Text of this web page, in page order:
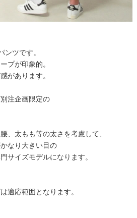
ンツです。
プが印象的。
があります。
注企画限定の
、太もも等の太さを考慮して、
なり大きい目の
サイズモデルになります。
適応範囲となります。